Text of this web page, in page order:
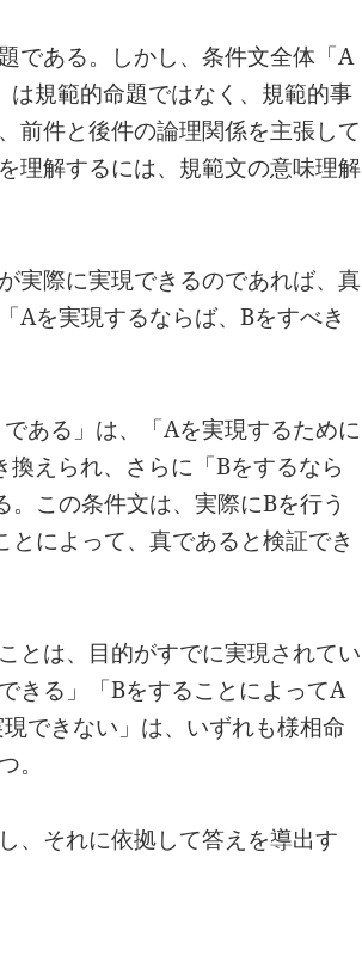
である。しかし、条件文全体「A
規範的命題ではなく、規範的事
前件と後件の論理関係を主張して
理解するには、規範文の意味理解
実際に実現できるのであれば、真
Aを実現するならば、Bをすべき
ある」は、「Aを実現するために
えられ、さらに「Bをするなら
この条件文は、実際にBを行う
によって、真であると検証でき
とは、目的がすでに実現されてい
きる」「BをすることによってA
できない」は、いずれも様相命
。
、それに依拠して答えを導出す